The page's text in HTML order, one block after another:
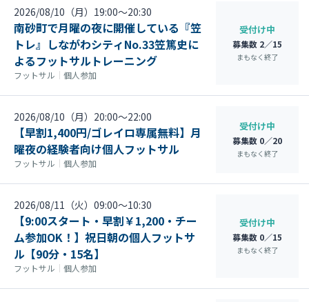
2026/08/10（月）19:00〜20:30
南砂町で月曜の夜に開催している『笠
トレ』しながわシティNo.33笠篤史に
よるフットサルトレーニング
フットサル ｜ 個人参加
受付け中
募集数 2／15
まもなく終了
2026/08/10（月）20:00〜22:00
【早割1,400円/ゴレイロ専属無料】月
曜夜の経験者向け個人フットサル
フットサル ｜ 個人参加
受付け中
募集数 0／20
まもなく終了
2026/08/11（火）09:00〜10:30
【9:00スタート・早割￥1,200・チー
ム参加OK！】祝日朝の個人フットサ
ル【90分・15名】
フットサル ｜ 個人参加
受付け中
募集数 0／15
まもなく終了